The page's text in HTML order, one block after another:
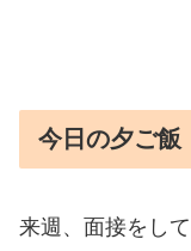
今日の夕ご飯
来週、面接をし